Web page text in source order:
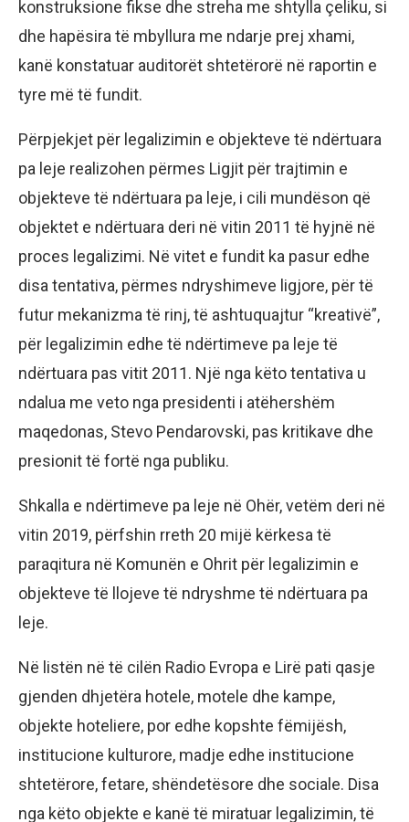
konstruksione fikse dhe streha me shtylla çeliku, si
dhe hapësira të mbyllura me ndarje prej xhami,
kanë konstatuar auditorët shtetërorë në raportin e
tyre më të fundit.
Përpjekjet për legalizimin e objekteve të ndërtuara
pa leje realizohen përmes Ligjit për trajtimin e
objekteve të ndërtuara pa leje, i cili mundëson që
objektet e ndërtuara deri në vitin 2011 të hyjnë në
proces legalizimi. Në vitet e fundit ka pasur edhe
disa tentativa, përmes ndryshimeve ligjore, për të
futur mekanizma të rinj, të ashtuquajtur “kreativë”,
për legalizimin edhe të ndërtimeve pa leje të
ndërtuara pas vitit 2011. Një nga këto tentativa u
ndalua me veto nga presidenti i atëhershëm
maqedonas, Stevo Pendarovski, pas kritikave dhe
presionit të fortë nga publiku.
Shkalla e ndërtimeve pa leje në Ohër, vetëm deri në
vitin 2019, përfshin rreth 20 mijë kërkesa të
paraqitura në Komunën e Ohrit për legalizimin e
objekteve të llojeve të ndryshme të ndërtuara pa
leje.
Në listën në të cilën Radio Evropa e Lirë pati qasje
gjenden dhjetëra hotele, motele dhe kampe,
objekte hoteliere, por edhe kopshte fëmijësh,
institucione kulturore, madje edhe institucione
shtetërore, fetare, shëndetësore dhe sociale. Disa
nga këto objekte e kanë të miratuar legalizimin, të